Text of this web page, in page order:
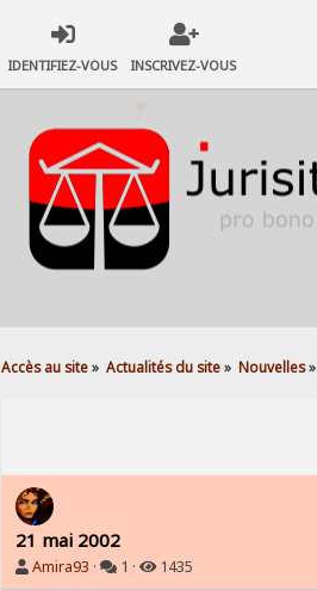
IDENTIFIEZ-VOUS INSCRIVEZ-VOUS
Accès au site» Actualités du site» Nouvelles»
21 mai 2002
Amira93 · 1 · 1435